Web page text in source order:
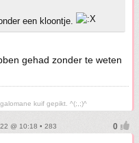
een kloontje.
gehad zonder te weten
kuif gepikt. ^(;,;)^
@ 10:18 • 283